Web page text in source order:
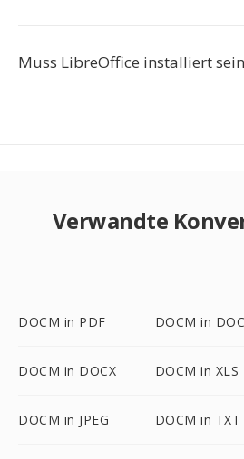
Muss LibreOffice installiert
Verwandte
DOCM in PDF DOCM in DOC
DOCM in DOCX DOCM in XLS
DOCM in JPEG DOCM in TXT